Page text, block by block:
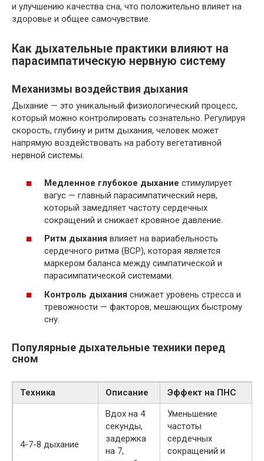
и улучшению качества сна, что положительно влияет на
здоровье и общее самочувствие.
Как дыхательные практики влияют на
парасимпатическую нервную систему
Механизмы воздействия дыхания
Дыхание — это уникальный физиологический процесс,
который можно контролировать сознательно. Регулируя
скорость, глубину и ритм дыхания, человек может
напрямую воздействовать на работу вегетативной
нервной системы.
Медленное глубокое дыхание стимулирует
вагус — главный парасимпатический нерв,
который замедляет частоту сердечных
сокращений и снижает кровяное давление.
Ритм дыхания влияет на вариабельность
сердечного ритма (ВСР), которая является
маркером баланса между симпатической и
парасимпатической системами.
Контроль дыхания снижает уровень стресса и
тревожности — факторов, мешающих быстрому
сну.
Популярные дыхательные техники перед
сном
Техника Описание Эффект на ПНС
4-7-8 дыхание
Вдох на 4
секунды,
задержка
на 7,
Уменьшение
частоты
сердечных
сокращений и